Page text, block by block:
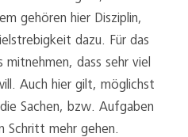
gehören hier Disziplin,
dazu. Für das
mitnehmen, dass sehr viel
Auch hier gilt, möglichst
Sachen, bzw. Aufgaben
Schritt mehr gehen.